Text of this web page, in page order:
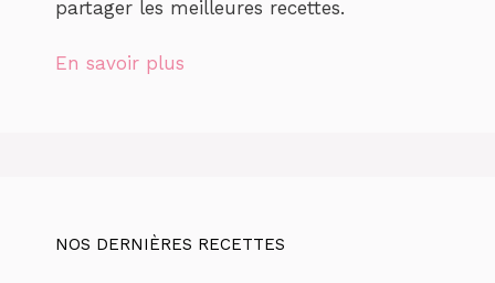
partager les meilleures recettes.
En savoir plus
NOS DERNIÈRES RECETTES